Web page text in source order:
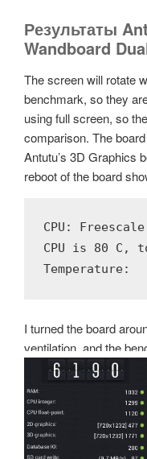
Результаты
Wandboard
The screen will rotate
benchmark, so they
using full screen, so
comparison. The
Antutu’s 3D Graphics
reboot of the board
CPU:
CPU is 80
Temperature:
I turned the board
ventilation, and the